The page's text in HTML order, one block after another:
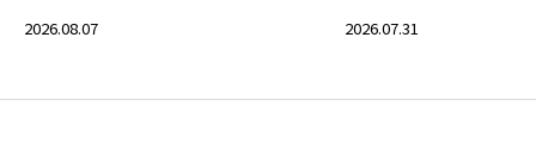
2026.08.07 2026.07.31